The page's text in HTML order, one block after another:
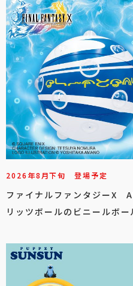
2026年8月下旬 登場予定
ファイナルファンタジーX
リッツボールのビニールボー